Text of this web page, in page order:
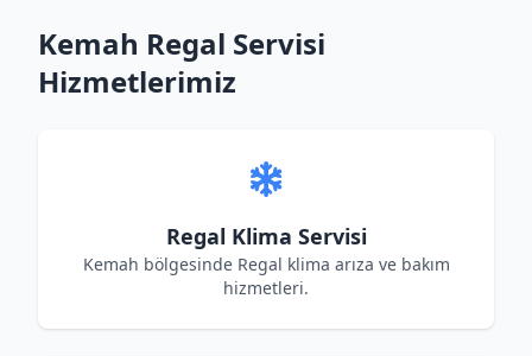
Kemah Regal Servisi
Hizmetlerimiz
Regal Klima Servisi
Kemah bölgesinde Regal klima arıza ve bakım
hizmetleri.